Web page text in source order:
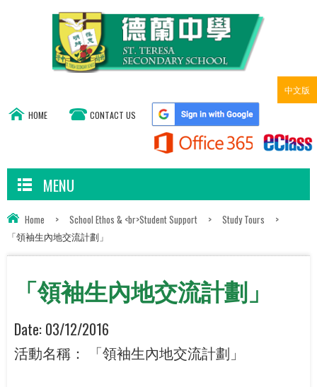
中文版
HOME CONTACT US
MENU
Home > School Ethos & <br>Student Support > Study Tours
>
「領袖生內地交流計劃」
「領袖生內地交流計劃」
Date: 03/12/2016
活動名稱： 「領袖生內地交流計劃」